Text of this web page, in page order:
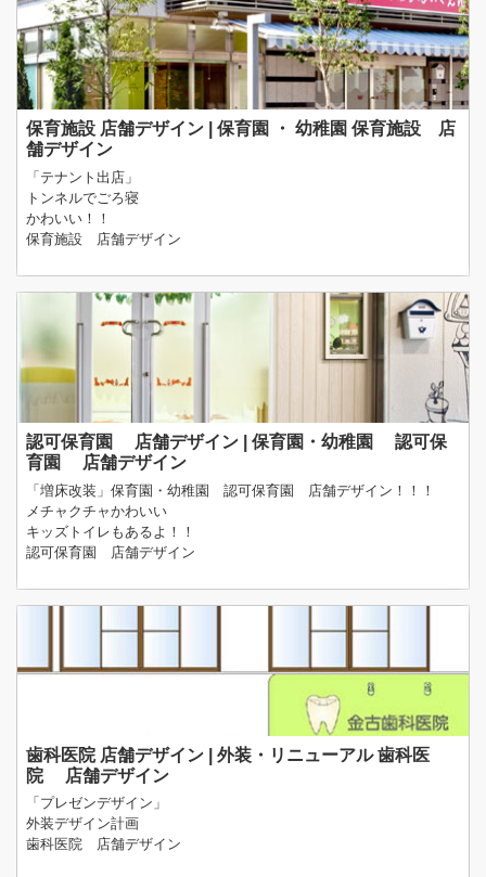
保育施設 店舗デザイン | 保育園 ・ 幼稚園 保育施設 店
舗デザイン
「テナント出店」
トンネルでごろ寝
かわいい！！
保育施設 店舗デザイン
認可保育園 店舗デザイン | 保育園・幼稚園 認可保
育園 店舗デザイン
「増床改装」保育園・幼稚園 認可保育園 店舗デザイン！！！
メチャクチャかわいい
キッズトイレもあるよ！！
認可保育園 店舗デザイン
歯科医院 店舗デザイン | 外装・リニューアル 歯科医
院 店舗デザイン
「プレゼンデザイン」
外装デザイン計画
歯科医院 店舗デザイン